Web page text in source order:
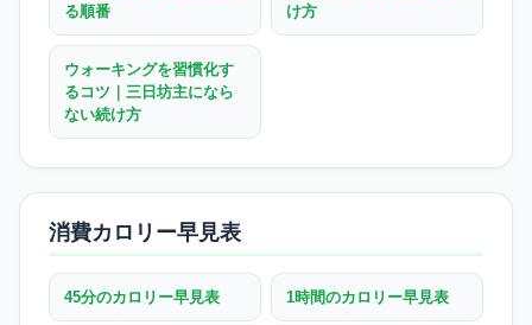
る順番
け方
ウォーキングを習慣化す
るコツ｜三日坊主になら
ない続け方
消費カロリー早見表
45分のカロリー早見表 1時間のカロリー早見表